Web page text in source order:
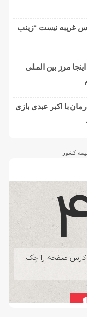
غریبه نیست *زینب
۶ مرداد ۴۰۵ و اینجا مرز بین المللی
با اکبر عبدی بازی